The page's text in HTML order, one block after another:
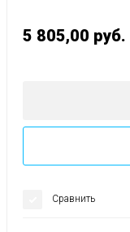
5 805,00 руб.
Сравнить